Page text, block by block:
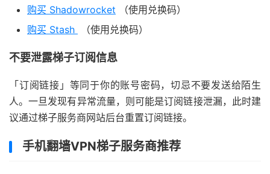
购买 Shadowrocket （使用兑换码）
购买 Stash
（使用兑换码）
不要泄露梯子订阅信息
「订阅链接」等同于你的账号密码，切忌不要发送给陌生
人。一旦发现有异常流量，则可能是订阅链接泄漏，此时建
议通过梯子服务商网站后台重置订阅链接。
手机翻墙VPN梯子服务商推荐